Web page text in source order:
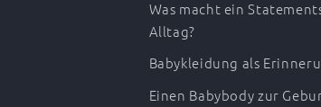
Was macht ein
Alltag?
Babykleidung als
Einen Babybody zur